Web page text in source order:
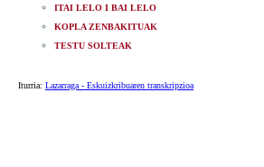
ITAI LELO I BAI LELO
KOPLA ZENBAKITUAK
TESTU SOLTEAK
Iturria: Lazarraga - Eskuizkribuaren transkripzioa